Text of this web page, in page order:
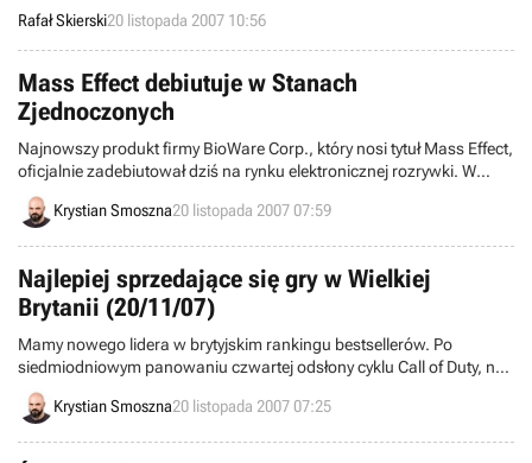
pory nie słyszeliśmy nic nowego na ten temat, niektórzy sądzili
nawet, że projekt upadł. John Carmack, szef wspomnianego studia,
postanowił przypomnieć o planach firmy dotyczących rynku mobile.
Rafał Skierski20 listopada 2007 10:56
Mass Effect debiutuje w Stanach
Zjednoczonych
Najnowszy produkt firmy BioWare Corp., który nosi tytuł Mass Effect,
oficjalnie zadebiutował dziś na rynku elektronicznej rozrywki. W
chwili obecnej gra dostępna jest w Ameryce Północnej, ale już w
najbliższy piątek rozpocznie się jej sprzedaż na terenie Europy.
Krystian Smoszna20 listopada 2007 07:59
Najlepiej sprzedające się gry w Wielkiej
Brytanii (20/11/07)
Mamy nowego lidera w brytyjskim rankingu bestsellerów. Po
siedmiodniowym panowaniu czwartej odsłony cyklu Call of Duty, na
szczycie najnowszej listy znalazł się ostatni produkt studia Ubisoft
Montreal, który nosi tytuł Assassin’s Creed.
Krystian Smoszna20 listopada 2007 07:25